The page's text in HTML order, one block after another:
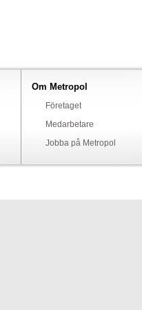
Om Metropol
Företaget
Medarbetare
Jobba på Metropol